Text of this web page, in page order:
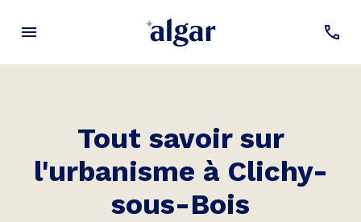
Tout savoir sur
l'urbanisme à Clichy-
sous-Bois